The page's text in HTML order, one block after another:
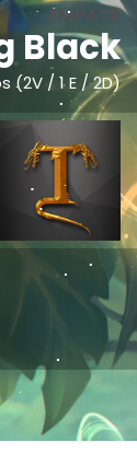
EMPATE
Black
(2V / 1 E / 2D)